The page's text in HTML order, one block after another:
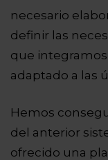
necesario
definir las
que
adaptado a las
Hemos
del anterior
ofrecido una